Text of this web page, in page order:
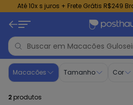
Até 10x s juros + Frete Grátis R$249
Macacões - Roupa para Menino |
Macacões Tamanho Cor
2 produtos